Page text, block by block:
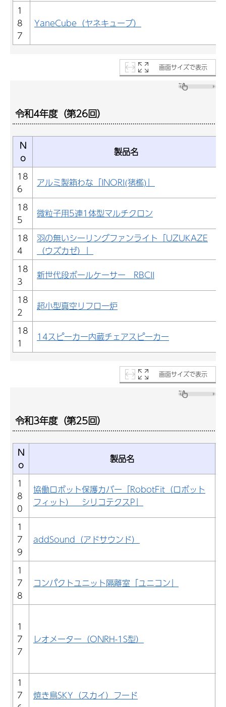
1
8
7
YaneCube（ヤネキューブ）
画面サイズで表示
令和4年度（第26回）
N
o
製品名
18
6
アルミ製箱わな「INORI(猪檻)」
18
5
微粒子用5連1体型マルチクロン
18
4
羽の無いシーリングファンライト「UZUKAZE
（ウズカゼ）」
18
3
新世代段ボールケーサー RBCII
18
2
超小型真空リフロー炉
18
1
14スピーカー内蔵チェアスピーカー
画面サイズで表示
令和3年度（第25回）
N
o
製品名
1
8
0
協働ロボット保護カバー「RobotFit（ロボット
フィット） シリコテクスP」
1
7
9
addSound（アドサウンド）
1
7
8
コンパクトユニット隔離室「ユニコン」
1
7
7
レオメーター（ONRH-1S型）
1
7
焼き鳥SKY（スカイ）フード